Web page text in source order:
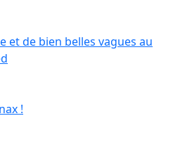
et de bien belles vagues au
!